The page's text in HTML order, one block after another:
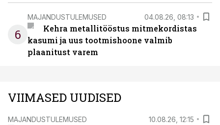
6
MAJANDUSTULEMUSED 04.08.26, 08:13
Kehra metallitööstus mitmekordistas
kasumi ja uus tootmishoone valmib
plaanitust varem
VIIMASED UUDISED
MAJANDUSTULEMUSED 10.08.26, 12:15